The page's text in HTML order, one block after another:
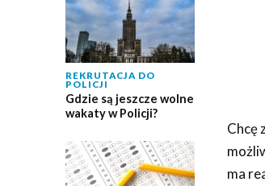
REKRUTACJA DO
POLICJI
Gdzie są jeszcze wolne
wakaty w Policji?
Chcę
ma